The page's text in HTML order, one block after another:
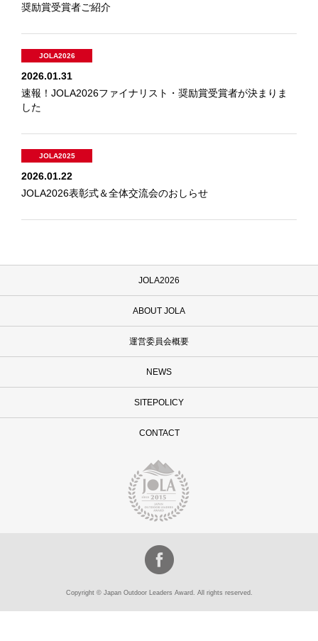
奨励賞受賞者ご紹介
JOLA2026
2026.01.31
速報！JOLA2026ファイナリスト・奨励賞受賞者が決まりま
した
JOLA2025
2026.01.22
JOLA2026表彰式＆全体交流会のおしらせ
JOLA2026
ABOUT JOLA
運営委員会概要
NEWS
SITEPOLICY
CONTACT
Copyright © Japan Outdoor Leaders Award. All rights reserved.